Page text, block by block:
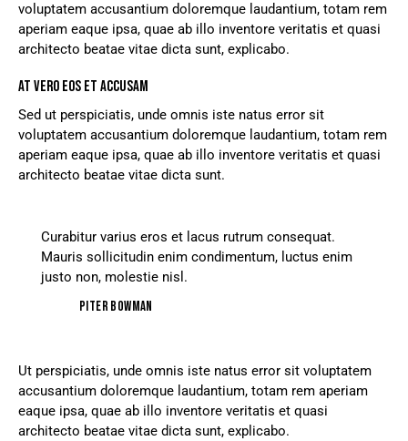
voluptatem accusantium doloremque laudantium, totam rem
aperiam eaque ipsa, quae ab illo inventore veritatis et quasi
architecto beatae vitae dicta sunt, explicabo.
AT VERO EOS ET ACCUSAM
Sed ut perspiciatis, unde omnis iste natus error sit
voluptatem accusantium doloremque laudantium, totam rem
aperiam eaque ipsa, quae ab illo inventore veritatis et quasi
architecto beatae vitae dicta sunt.
Curabitur varius eros et lacus rutrum consequat.
Mauris sollicitudin enim condimentum, luctus enim
justo non, molestie nisl.
Piter Bowman
Ut perspiciatis, unde omnis iste natus error sit voluptatem
accusantium doloremque laudantium, totam rem aperiam
eaque ipsa, quae ab illo inventore veritatis et quasi
architecto beatae vitae dicta sunt, explicabo.